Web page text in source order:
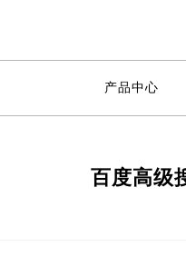
产品中心
百度高级